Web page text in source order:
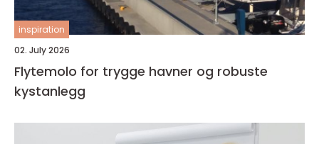
inspiration
02. July 2026
Flytemolo for trygge havner og robuste
kystanlegg